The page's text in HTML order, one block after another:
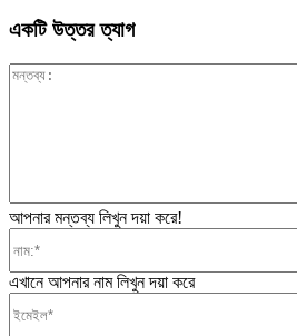
একটি উত্তর ত্যাগ
আপনার মন্তব্য লিখুন দয়া করে!
এখানে আপনার নাম লিখুন দয়া করে